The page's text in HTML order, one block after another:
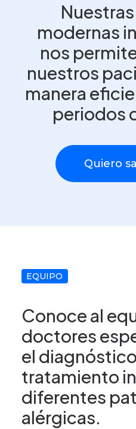
modernas
nos
nuestros
manera
periodos
Quiero
EQUIPO
Conoce al
doctores
el
tratamiento
diferentes
alérgicas.